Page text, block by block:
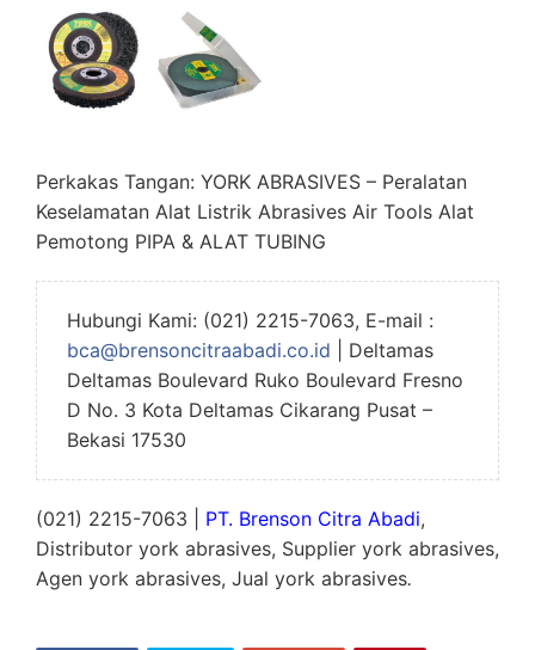
Perkakas Tangan: YORK ABRASIVES – Peralatan
Keselamatan Alat Listrik Abrasives Air Tools Alat
Pemotong PIPA & ALAT TUBING
Hubungi Kami: (021) 2215-7063, E-mail :
bca@brensoncitraabadi.co.id | Deltamas
Deltamas Boulevard Ruko Boulevard Fresno
D No. 3 Kota Deltamas Cikarang Pusat –
Bekasi 17530
(021) 2215-7063 | PT. Brenson Citra Abadi,
Distributor york abrasives, Supplier york abrasives,
Agen york abrasives, Jual york abrasives.